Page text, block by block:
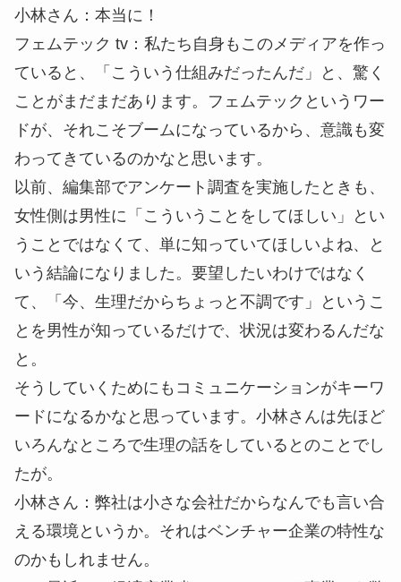
小林さん ：本当に！
フェムテック tv ：私たち自身もこのメディアを作っ
ていると、「こういう仕組みだったんだ」と、驚く
ことがまだまだあります。フェムテックというワー
ドが、それこそブームになっているから、意識も変
わってきているのかなと思います。
以前、編集部でアンケート調査を実施したときも、
女性側は男性に「こういうことをしてほしい」とい
うことではなくて、単に知っていてほしいよね、と
いう結論になりました。要望したいわけではなく
て、「今、生理だからちょっと不調です」というこ
とを男性が知っているだけで、状況は変わるんだな
と。
そうしていくためにもコミュニケーションがキーワ
ードになるかなと思っています。小林さんは先ほど
いろんなところで生理の話をしているとのことでし
たが。
小林さん ：弊社は小さな会社だからなんでも言い合
える環境というか。それはベンチャー企業の特性な
のかもしれません。